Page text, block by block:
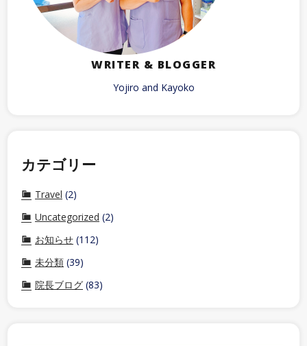
WRITER & BLOGGER
Yojiro and Kayoko
カテゴリー
Travel (2)
Uncategorized (2)
お知らせ (112)
未分類 (39)
院長ブログ (83)